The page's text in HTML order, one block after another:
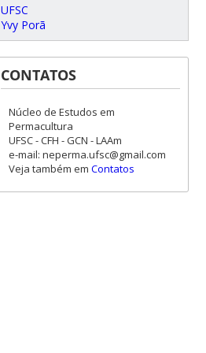
UFSC
Yvy Porã
CONTATOS
Núcleo de Estudos em
Permacultura
UFSC - CFH - GCN - LAAm
e-mail: neperma.ufsc@gmail.com
Veja também em Contatos